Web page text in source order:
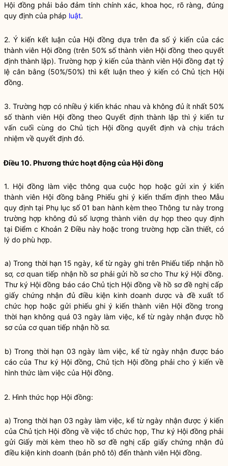
Hội đồng phải bảo đảm tính chính xác, khoa học, rõ ràng, đúng
quy định của pháp luật.
2. Ý kiến kết luận của Hội đồng dựa trên đa số ý kiến của các
thành viên Hội đồng (trên 50% số thành viên Hội đồng theo quyết
định thành lập). Trường hợp ý kiến của thành viên Hội đồng đạt tỷ
lệ cân bằng (50%/50%) thì kết luận theo ý kiến có Chủ tịch Hội
đồng.
3. Trường hợp có nhiều ý kiến khác nhau và không đủ ít nhất 50%
số thành viên Hội đồng theo Quyết định thành lập thì ý kiến tư
vấn cuối cùng do Chủ tịch Hội đồng quyết định và chịu trách
nhiệm về quyết định đó.
Điều 10. Phương thức hoạt động của Hội đồng
1. Hội đồng làm việc thông qua cuộc họp hoặc gửi xin ý kiến
thành viên Hội đồng bằng Phiếu ghi ý kiến thẩm định theo Mẫu
quy định tại Phụ lục số 01 ban hành kèm theo Thông tư này trong
trường hợp không đủ số lượng thành viên dự họp theo quy định
tại Điểm c Khoản 2 Điều này hoặc trong trường hợp cần thiết, có
lý do phù hợp.
a) Trong thời hạn 15 ngày, kể từ ngày ghi trên Phiếu tiếp nhận hồ
sơ, cơ quan tiếp nhận hồ sơ phải gửi hồ sơ cho Thư ký Hội đồng.
Thư ký Hội đồng báo cáo Chủ tịch Hội đồng về hồ sơ đề nghị cấp
giấy chứng nhận đủđiều kiện kinh doanh dược và đề xuất tổ
chức họp hoặc gửi phiếu ghi ý kiến thành viên Hội đồng trong
thời hạn không quá 03 ngày làm việc, kể từ ngày nhận được hồ
sơ của cơ quan tiếp nhận hồ sơ.
b) Trong thời hạn 03 ngày làm việc, kể từ ngày nhận được báo
cáo của Thư ký Hội đồng, Chủ tịch Hội đồng phải cho ý kiến về
hình thức làm việc của Hội đồng.
2. Hình thức họp Hội đồng:
a) Trong thời hạn 03 ngày làm việc, kể từ ngày nhận được ý kiến
của Chủ tịch Hội đồng về việc tổ chức họp, Thư ký Hội đồng phải
gửi Giấy mời kèm theo hồ sơ đề nghị cấp giấy chứng nhận đủ
điều kiện kinh doanh (bản phô tô) đến thành viên Hội đồng.